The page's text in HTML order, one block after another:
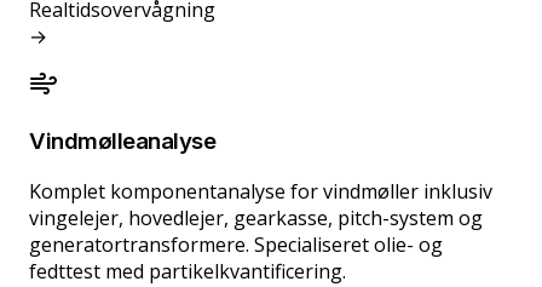
Realtidsovervågning
→
10-gas DGA-analyse
Komplet olieegenskabstest
PCB og korrosivt svovl
Vindmølleanalyse
Komplet komponentanalyse for vindmøller inklusiv
vingelejer, hovedlejer, gearkasse, pitch-system og
generatortransformere. Specialiseret olie- og
fedttest med partikelkvantificering.